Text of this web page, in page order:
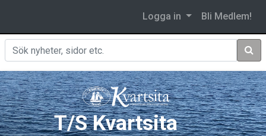
Logga in Bli Medlem!
Sök
T/S Kvartsita